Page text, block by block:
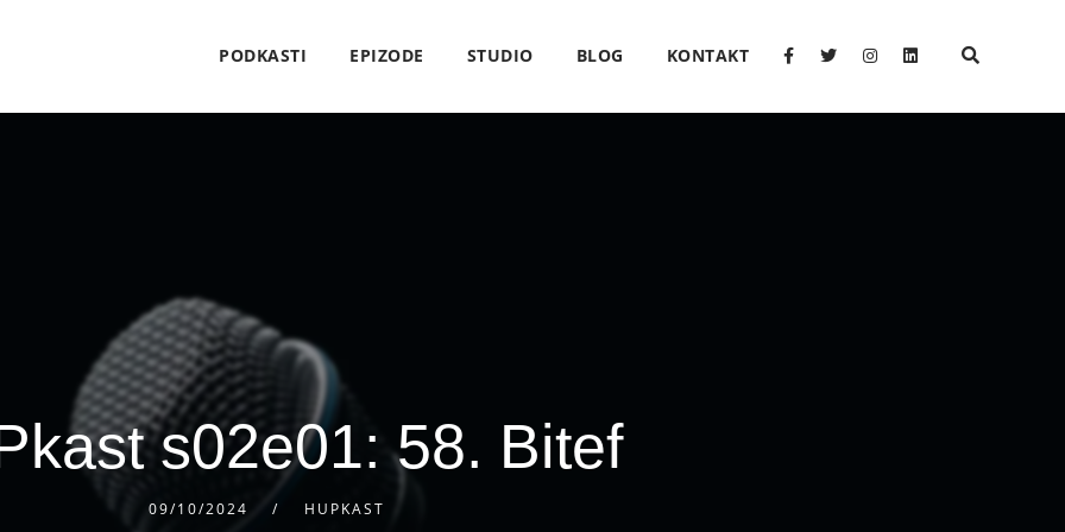
PODKASTI EPIZODE STUDIO BLOG KONTAKT
s02e01: 58. Bitef
09/10/2024 HUPKAST